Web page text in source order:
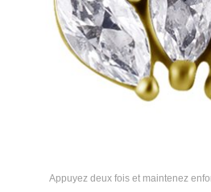
Appuyez deux fois et maintenez